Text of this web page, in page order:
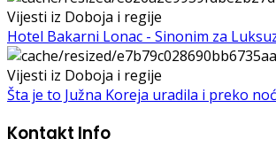
Vijesti iz Doboja i regije
Hotel Bakarni Lonac - Sinonim za
Vijesti iz Doboja i regije
Šta je to Južna Koreja uradila i preko
Kontakt Info